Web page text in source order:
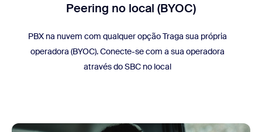
Peering no local (BYOC)
PBX na nuvem com qualquer opção Traga sua própria
operadora (BYOC). Conecte-se com a sua operadora
através do SBC no local